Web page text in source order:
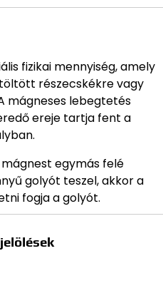
fizikai mennyiség, amely
részecskékre vagy
mágneses lebegtetés
ereje tartja fent a
mágnest egymás felé
golyót teszel, akkor a
fogja a golyót.